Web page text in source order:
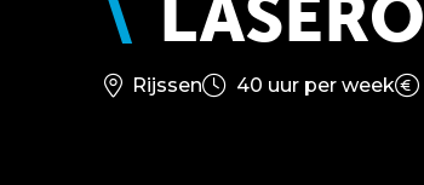
Rijssen 40 uur per week